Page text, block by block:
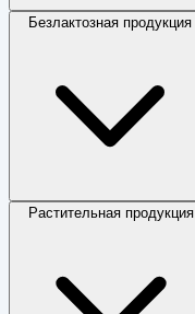
Безлактозная продукция
Растительная продукция